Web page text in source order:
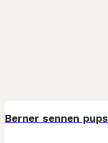
Berner sennen pups